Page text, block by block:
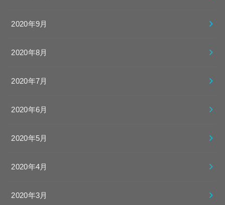
2020年9月
2020年8月
2020年7月
2020年6月
2020年5月
2020年4月
2020年3月